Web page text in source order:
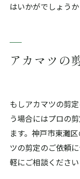
はいかがでしょうか
アカマツの
もしアカマツの剪
う場合にはプロの
ます。神戸市東灘
ツの剪定のご依頼
軽にご相談ください